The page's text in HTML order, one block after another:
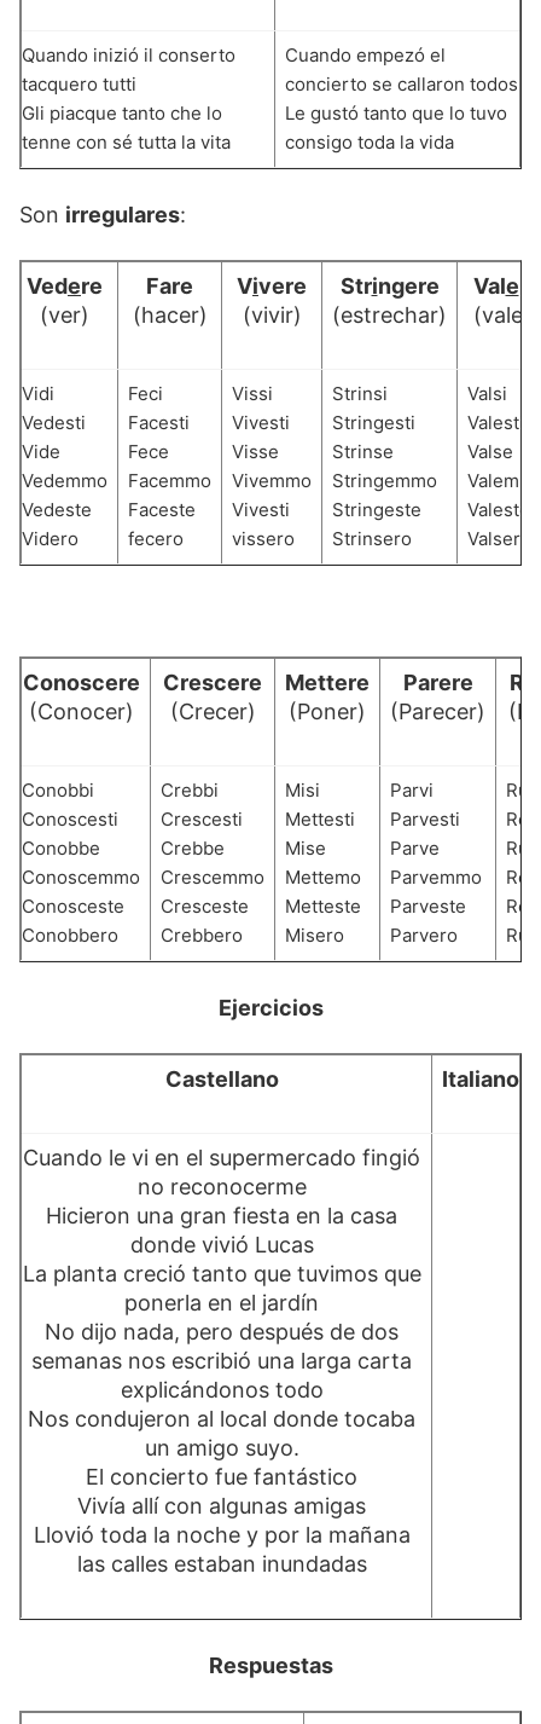
Quando inizió il conserto
tacquero tutti
Gli piacque tanto che lo
tenne con sé tutta la vita
Cuando empezó el
concierto se callaron todos
Le gustó tanto que lo tuvo
consigo toda la vida
Son irregulares:
Vedere
(ver)
Fare
(hacer)
Vivere
(vivir)
Stringere
(estrechar)
Vale
(valer)
Vidi
Vedesti
Vide
Vedemmo
Vedeste
Videro
Feci
Facesti
Fece
Facemmo
Faceste
fecero
Vissi
Vivesti
Visse
Vivemmo
Vivesti
vissero
Strinsi
Stringesti
Strinse
Stringemmo
Stringeste
Strinsero
Valsi
Valesti
Valse
Valeste
Valsero
Conoscere
(Conocer)
Crescere
(Crecer)
Mettere
(Poner)
Parere
(Parecer)
Conobbi
Conoscesti
Conobbe
Conoscemmo
Conosceste
Conobbero
Crebbi
Crescesti
Crebbe
Crescemmo
Cresceste
Crebbero
Misi
Mettesti
Mise
Mettemo
Metteste
Misero
Parvi
Parvesti
Parve
Parvemmo
Parveste
Parvero
Ejercicios
Castellano Italiano
Cuando le vi en el supermercado fingió
no reconocerme
Hicieron una gran fiesta en la casa
donde vivió Lucas
La planta creció tanto que tuvimos que
ponerla en el jardín
No dijo nada, pero después de dos
semanas nos escribió una larga carta
explicándonos todo
Nos condujeron al local donde tocaba
un amigo suyo.
El concierto fue fantástico
Vivía allí con algunas amigas
Llovió toda la noche y por la mañana
las calles estaban inundadas
Respuestas